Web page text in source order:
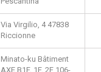
Via Virgilio, 4 47838
Riccionne
Minato-ku Bâtiment
AXE B1F, 1F, 2F 106-